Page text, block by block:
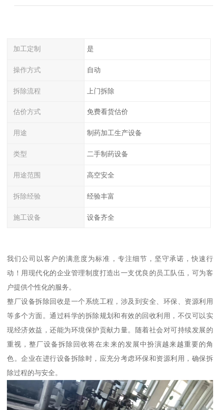
加工定制 是
操作方式 自动
拆除流程 上门拆除
估价方式 免费看货估价
用途 制药加工生产设备
类型 二手制药设备
用途范围 高空安全
拆除经验 经验丰富
施工设备 设备齐全
我们公司以客户的满意度为标准，专注细节，坚守承诺，快速行
动！用现代化的企业管理制度打造出一支优良的员工队伍，可为客
户提供个性化的服务。
整厂设备拆除回收是一个系统工程，涉及到安全、环保、资源利用
等多个方面。通过科学的拆除规划和有效的回收利用，不仅可以实
现经济效益，还能为环境保护贡献力量。随着社会对可持续发展的
重视，整厂设备拆除回收将在未来的发展中扮演越来越重要的角
色。企业在进行设备拆除时，应充分考虑环保和资源利用，确保拆
除过程的与安全。